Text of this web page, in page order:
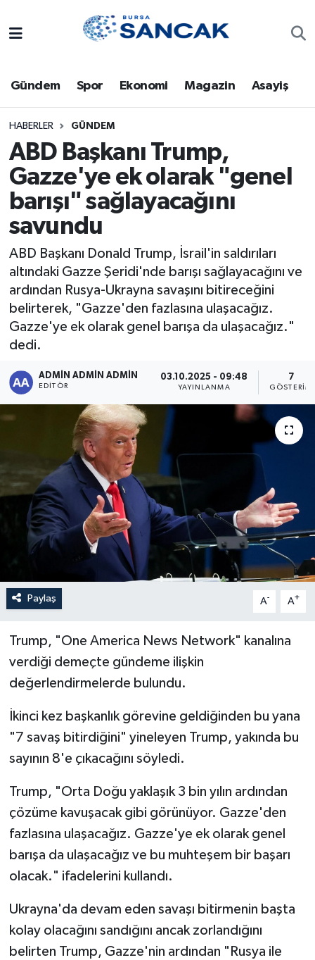
Gündem Spor Ekonomi Magazin Asayiş
HABERLER GÜNDEM
ABD Başkanı Trump,
Gazze'ye ek olarak "genel
barışı" sağlayacağını
savundu
ABD Başkanı Donald Trump, İsrail'in saldırıları
altındaki Gazze Şeridi'nde barışı sağlayacağını ve
ardından Rusya-Ukrayna savaşını bitireceğini
belirterek, "Gazze'den fazlasına ulaşacağız.
Gazze'ye ek olarak genel barışa da ulaşacağız."
dedi.
ADMİN ADMİN ADMİN
EDITÖR
03.10.2025 - 09:48
YAYINLANMA
7
GÖSTERIM
Paylaş A- A+
Trump, "One America News Network" kanalına
verdiği demeçte gündeme ilişkin
değerlendirmelerde bulundu.
İkinci kez başkanlık görevine geldiğinden bu yana
"7 savaş bitirdiğini" yineleyen Trump, yakında bu
sayının 8'e çıkacağını söyledi.
Trump, "Orta Doğu yaklaşık 3 bin yılın ardından
çözüme kavuşacak gibi görünüyor. Gazze'den
fazlasına ulaşacağız. Gazze'ye ek olarak genel
barışa da ulaşacağız ve bu muhteşem bir başarı
olacak." ifadelerini kullandı.
Ukrayna'da devam eden savaşı bitirmenin başta
kolay olacağını sandığını ancak zorlandığını
belirten Trump, Gazze'nin ardından "Rusya ile
Bursa
Dünya
Eğitim
Ekonomi
Genel
Gündem
Magazin
Siyaset
Türkiye
Trafik Durumu
Süper Lig Puan Durumu ve Fikstür
Tüm Manşetler
Son Dakika Haberleri
Haber Arşivi